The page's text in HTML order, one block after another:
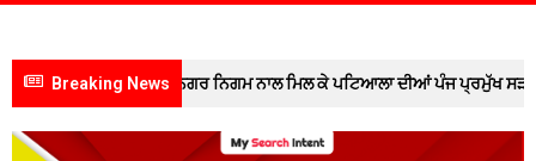
Breaking News
ਬੋਰਡ ਅਤੇ ਨਗਰ ਨਿਗਮ ਨਾਲ ਮਿਲ ਕੇ ਪਟਿਆਲਾ ਦੀਆਂ ਪੰਜ ਪ੍ਰਮੁੱਖ ਸੜਕਾਂ ਦੀ